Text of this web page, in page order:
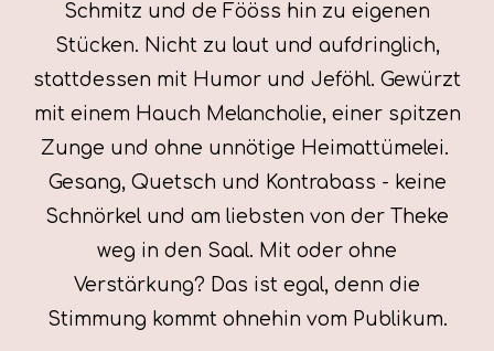
Schmitz und de Fööss hin zu eigenen
Stücken. Nicht zu laut und aufdringlich,
stattdessen mit Humor und Jeföhl. Gewürzt
mit einem Hauch Melancholie, einer spitzen
Zunge und ohne unnötige Heimattümelei.
Gesang, Quetsch und Kontrabass - keine
Schnörkel und am liebsten von der Theke
weg in den Saal. Mit oder ohne
Verstärkung? Das ist egal, denn die
Stimmung kommt ohnehin vom Publikum.